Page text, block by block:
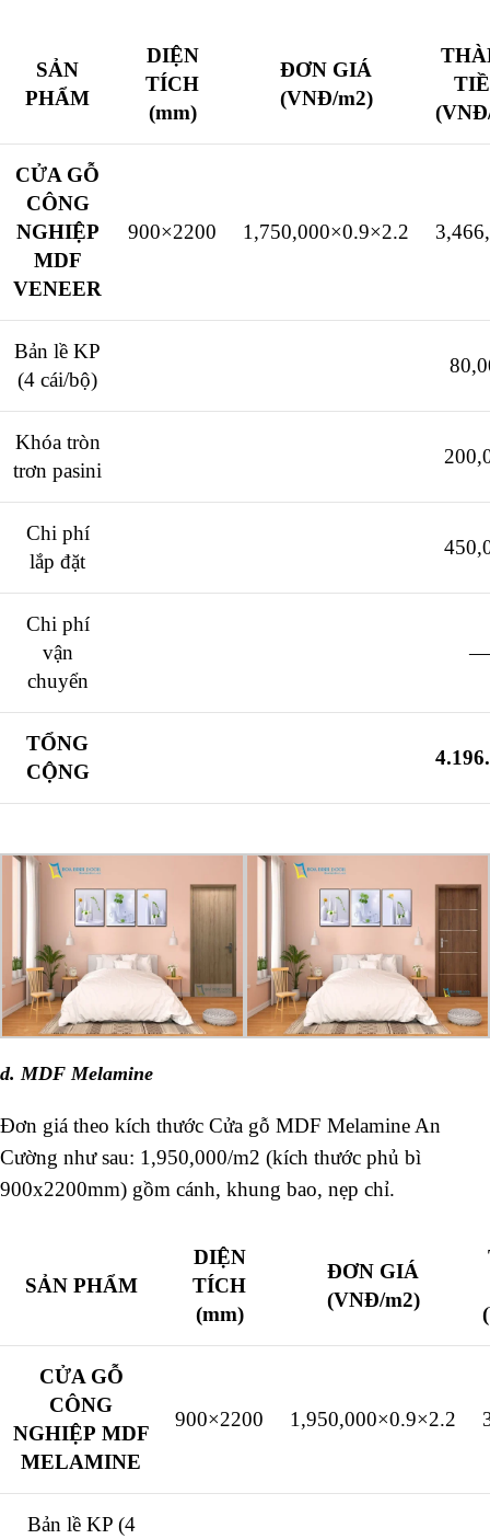
SẢN
PHẨM
DIỆN
TÍCH
(mm)
ĐƠN GIÁ
(VNĐ/m2)
CỬA GỖ
CÔNG
NGHIỆP
MDF
VENEER
900×2200 1,750,000×0.9×2.2
Bản lề KP
(4 cái/bộ)
Khóa tròn
trơn pasini
Chi phí
lắp đặt
Chi phí
vận
chuyển
—
TỔNG
CỘNG
d. MDF Melamine
Đơn giá theo kích thước Cửa gỗ MDF Melamine An
Cường như sau: 1,950,000/m2 (kích thước phủ bì
900x2200mm) gồm cánh, khung bao, nẹp chỉ.
SẢN PHẨM
DIỆN
TÍCH
(mm)
ĐƠN GIÁ
(VNĐ/m2)
CỬA GỖ
CÔNG
NGHIỆP MDF
MELAMINE
900×2200 1,950,000×0.9×2.2
Bản lề KP (4